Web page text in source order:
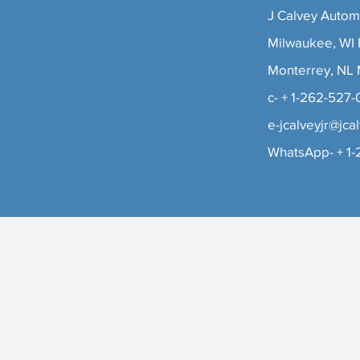
Programa tu
J Calvey
Milwaukee, WI
Monterrey, NL
c- + 1-262-527-
e-
WhatsApp- +